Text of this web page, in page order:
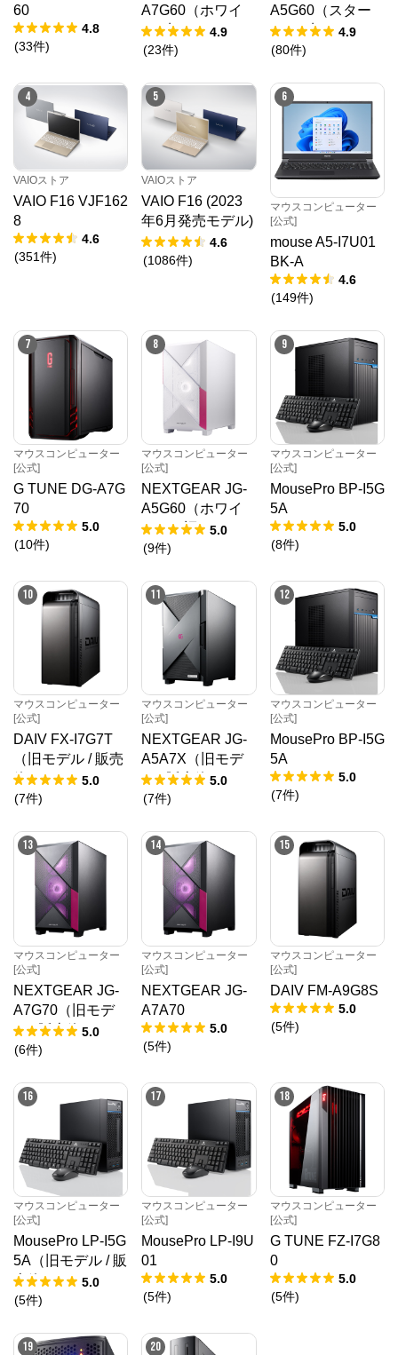
60
4.8
(33件)
A7G60（ホワイ
ト5点セット）
4.9
(23件)
A5G60（スター
ター5点セット）
4.9
(80件)
4
VAIOストア
VAIO F16 VJF162
8
4.6
(351件)
5
VAIOストア
VAIO F16 (2023
年6月発売モデル)
VJF1618
4.6
(1086件)
6
マウスコンピューター
[公式]
mouse A5-I7U01
BK-A
4.6
(149件)
7
マウスコンピューター
[公式]
G TUNE DG-A7G
70
5.0
(10件)
8
マウスコンピューター
[公式]
NEXTGEAR JG-
A5G60（ホワイ
ト）（旧モデル /
販売終了）
5.0
(9件)
9
マウスコンピューター
[公式]
MousePro BP-I5G
5A
5.0
(8件)
10
マウスコンピューター
[公式]
DAIV FX-I7G7T
（旧モデル / 販売
終了）
5.0
(7件)
11
マウスコンピューター
[公式]
NEXTGEAR JG-
A5A7X（旧モデ
ル / 販売終了）
5.0
(7件)
12
マウスコンピューター
[公式]
MousePro BP-I5G
5A
5.0
(7件)
13
マウスコンピューター
[公式]
NEXTGEAR JG-
A7G70（旧モデ
ル / 販売終了）
5.0
(6件)
14
マウスコンピューター
[公式]
NEXTGEAR JG-
A7A70
5.0
(5件)
15
マウスコンピューター
[公式]
DAIV FM-A9G8S
5.0
(5件)
16
マウスコンピューター
[公式]
MousePro LP-I5G
5A（旧モデル / 販
売終了）
5.0
(5件)
17
マウスコンピューター
[公式]
MousePro LP-I9U
01
5.0
(5件)
18
マウスコンピューター
[公式]
G TUNE FZ-I7G8
0
5.0
(5件)
19 20